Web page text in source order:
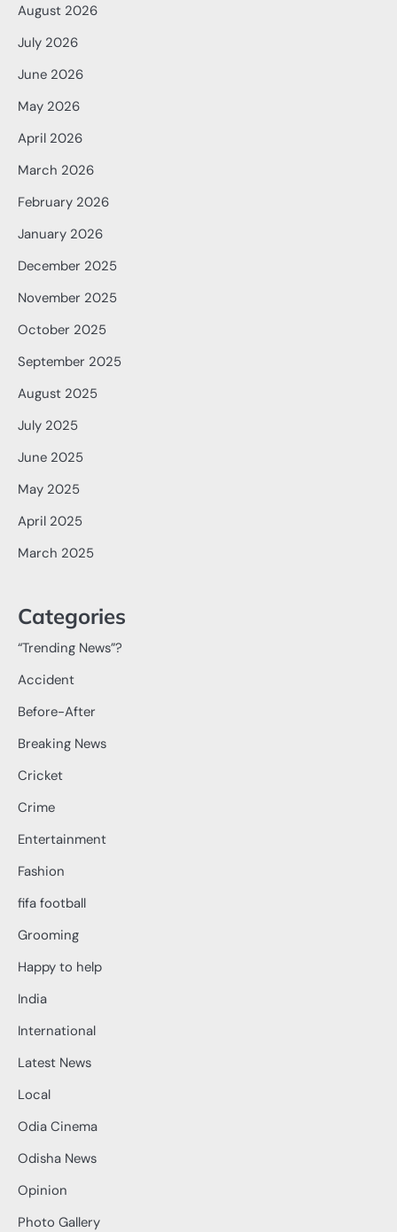
August 2026
July 2026
June 2026
May 2026
April 2026
March 2026
February 2026
January 2026
December 2025
November 2025
October 2025
September 2025
August 2025
July 2025
June 2025
May 2025
April 2025
March 2025
Categories
“Trending News”?
Accident
Before-After
Breaking News
Cricket
Crime
Entertainment
Fashion
fifa football
Grooming
Happy to help
India
International
Latest News
Local
Odia Cinema
Odisha News
Opinion
Photo Gallery